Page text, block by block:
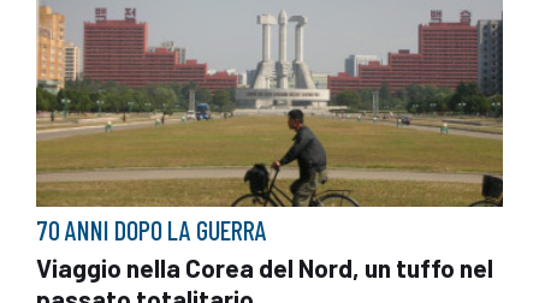
70 ANNI DOPO LA GUERRA
Viaggio nella Corea del Nord, un tuffo nel